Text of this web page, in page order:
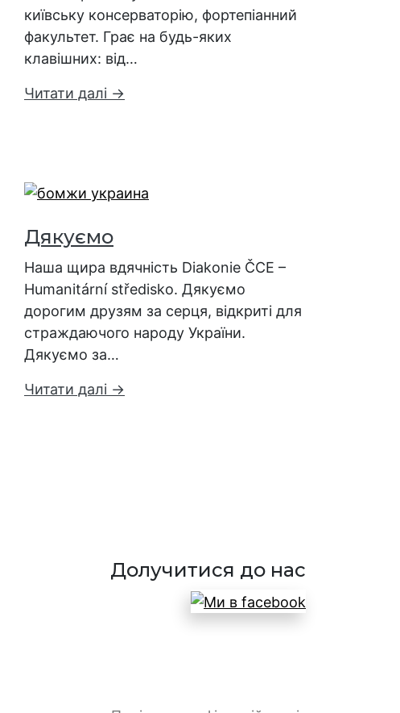
київську консерваторію, фортепіанний
факультет. Грає на будь-яких
клавішних: від…
Читати далі →
Дякуємо
Наша щира вдячність Diakonie ČCE –
Humanitární středisko. Дякуємо
дорогим друзям за серця, відкриті для
страждаючого народу України.
Дякуємо за…
Читати далі →
Долучитися до нас